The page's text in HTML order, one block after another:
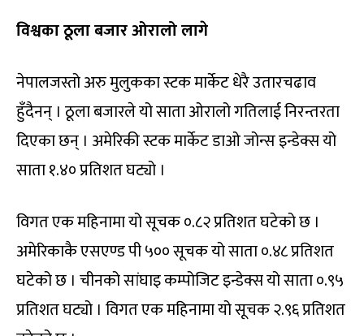
विश्वका ठूला बजार ओरालो लागे
नेपालजस्तो अरु मुलुकका स्टक मार्केट धेरै उतारचढाव
हुँदैनन् । ठूला बजारले यो साता ओरालो गतिलाई निरन्तरता
दिएका छन् । अमेरिकी स्टक मार्केट डाओ जोन्स इन्डेक्स यो
साता १.४० प्रतिशत घट्यो ।
विगत एक महिनामा यो सूचक ०.८२ प्रतिशत घटेको छ ।
अमेरिकाकै एसएण्ड पी ५०० सूचक यो साता ०.४८ प्रतिशत
घटेको छ । चीनको सांघाइ कम्पोजिट इन्डेक्स यो साता ०.९५
प्रतिशत घट्यो । विगत एक महिनामा यो सूचक २.९६ प्रतिशत